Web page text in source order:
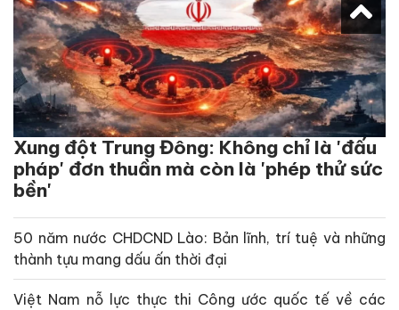
Xung đột Trung Đông: Không chỉ là 'đấu
pháp' đơn thuần mà còn là 'phép thử sức
bền'
50 năm nước CHDCND Lào: Bản lĩnh, trí tuệ và những
thành tựu mang dấu ấn thời đại
Việt Nam nỗ lực thực thi Công ước quốc tế về các